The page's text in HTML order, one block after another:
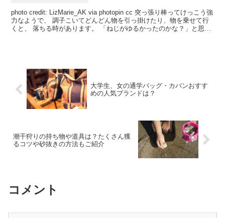
photo credit: LizMarie_AK via photopin cc 突っ張り棒ってけっこう強
力なようで、 調子こいてどんどん物を引っ掛けたり、物を乗せて行
くと、 落ちる時があります。 「ねじがゆるかったのかな？」と思
大学生、女の通学バッグ・カバンおすす
めの人気ブランドは？
潮干狩りの持ち物や道具は？たくさん獲
るコツや砂抜きの方法もご紹介
コメント